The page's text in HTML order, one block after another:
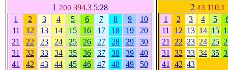
1 200 394.3 5:28
1
2 3 4 5 6 7 8 9
10
11
12 13 14 15 16 17 18 19
20
21
22 23 24 25 26 27 28 29
30
31
32 33 34 35 36 37 38 39
40
41
42 43 44 45 46 47 48 49
50
2 43 110.1
1
2 3 4 5
11
12 13 14 15
21
22 23 24 25
31
32 33 34 35
41
42 43